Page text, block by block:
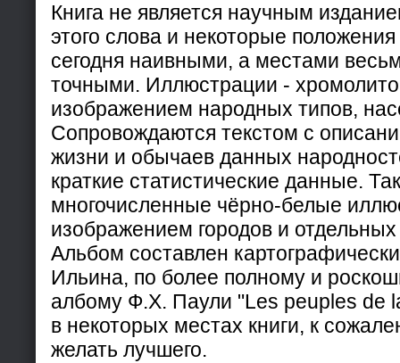
Книга не является научным
этого слова и некоторые положения
сегодня наивными, а местами
точными. Иллюстрации -
изображением народных типов,
Сопровождаются текстом с
жизни и обычаев данных
краткие статистические данные.
многочисленные чёрно-белые
изображением городов и
Альбом составлен
Ильина, по более полному и
албому Ф.Х. Паули "Les peuples de
в некоторых местах книги, к
желать лучшего.